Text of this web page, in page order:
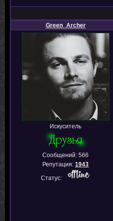
Green_Archer
Искуситель
Сообщений:566
Репутация:1943
Статус: